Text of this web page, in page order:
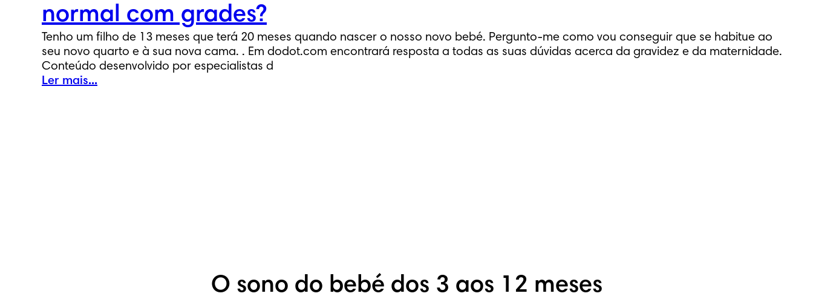
normal com grades?
Tenho um filho de 13 meses que terá 20 meses quando nascer o nosso novo bebé. Pergunto-me como vou conseguir que se habitue ao
seu novo quarto e à sua nova cama. . Em dodot.com encontrará resposta a todas as suas dúvidas acerca da gravidez e da maternidade.
Conteúdo desenvolvido por especialistas d
Ler mais...
O sono do bebé dos 3 aos 12 meses